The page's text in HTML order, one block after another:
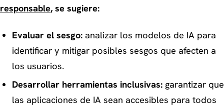
responsable, se sugiere:
Evaluar el sesgo:analizar los modelos de IA para
identificar y mitigar posibles sesgos que afecten a
los usuarios.
Desarrollar herramientas inclusivas:garantizar que
las aplicaciones de IA sean accesibles para todos